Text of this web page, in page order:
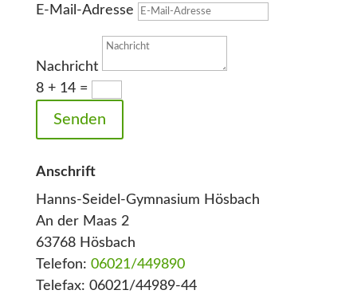
E-Mail-Adresse
Nachricht
8 + 14=
Senden
Anschrift
Hanns-Seidel-Gymnasium Hösbach
An der Maas 2
63768 Hösbach
Telefon: 06021/449890
Telefax: 06021/44989-44